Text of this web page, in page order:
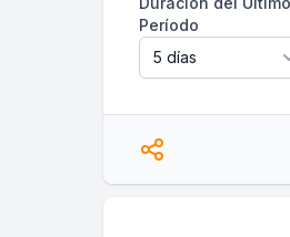
Período